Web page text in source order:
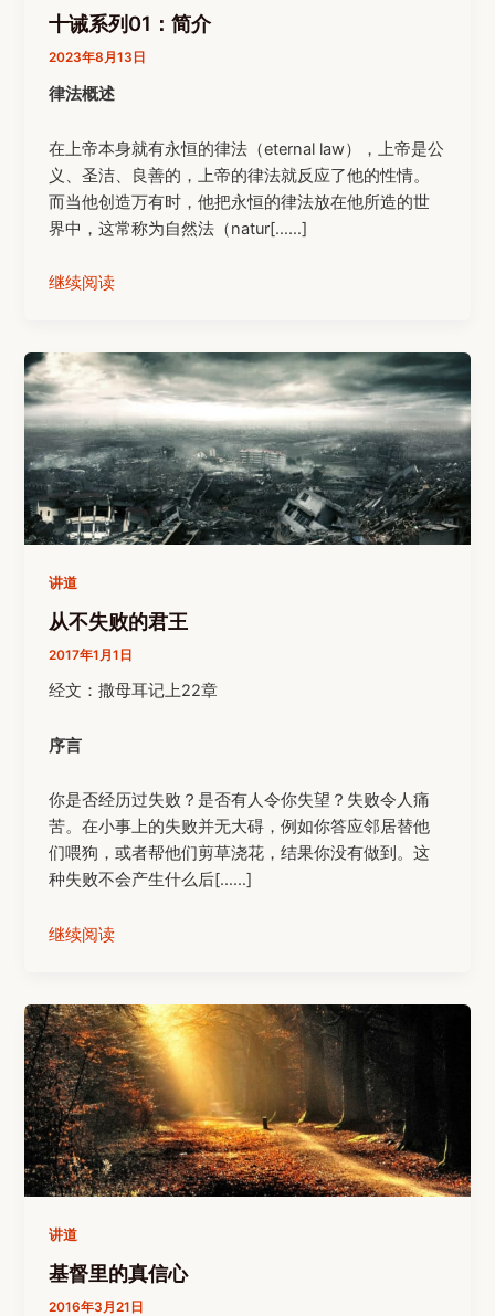
十诫系列01：简介
2023年8月13日
律法概述
在上帝本身就有永恒的律法（eternal law），上帝是公
义、圣洁、良善的，上帝的律法就反应了他的性情。
而当他创造万有时，他把永恒的律法放在他所造的世
界中，这常称为自然法（natur[……]
继续阅读
讲道
从不失败的君王
2017年1月1日
经文：撒母耳记上22章
序言
你是否经历过失败？是否有人令你失望？失败令人痛
苦。在小事上的失败并无大碍，例如你答应邻居替他
们喂狗，或者帮他们剪草浇花，结果你没有做到。这
种失败不会产生什么后[……]
继续阅读
讲道
基督里的真信心
2016年3月21日